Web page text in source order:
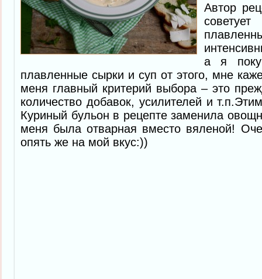
Автор
а я
плавленные сырки и суп от этого, мне
меня главный критерий выбора – это
количество добавок, усилителей и
Куриный бульон в рецепте заменила
меня была отварная вместо вяленой!
опять же на мой вкус:))